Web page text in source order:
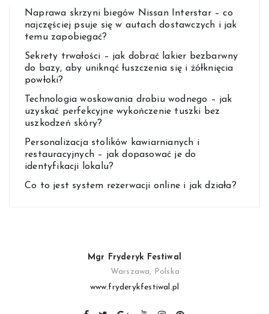
Naprawa skrzyni biegów Nissan Interstar – co
najczęściej psuje się w autach dostawczych i jak
temu zapobiegać?
Sekrety trwałości – jak dobrać lakier bezbarwny
do bazy, aby uniknąć łuszczenia się i żółknięcia
powłoki?
Technologia woskowania drobiu wodnego – jak
uzyskać perfekcyjne wykończenie tuszki bez
uszkodzeń skóry?
Personalizacja stolików kawiarnianych i
restauracyjnych – jak dopasować je do
identyfikacji lokalu?
Co to jest system rezerwacji online i jak działa?
Mgr Fryderyk Festiwal
Warszawa, Polska
www.fryderykfestiwal.pl